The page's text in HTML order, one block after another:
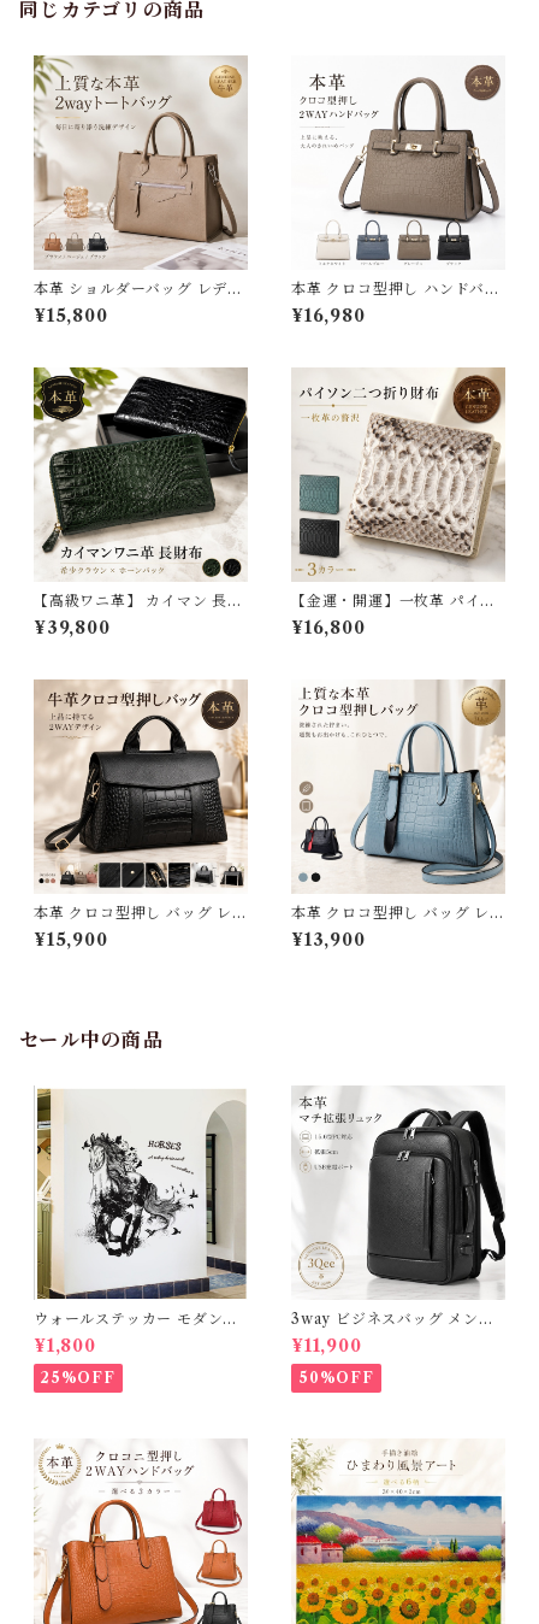
同じカテゴリの商品
本革 ショルダーバッグ レディ
ース 2way 斜めがけ 大人 大き
め ハンドバッグ レザー 軽量
れいめ ビジネス 旅行 大容量
ファスナー付き ハンドメイド
ギフト プレゼント 3Qee 392
575_qz
¥15,800
本革 クロコ型押し ハンドバッ
グ 2way ショルダーバッグ レ
ディース 斜めがけ 高品質 牛革
通勤 通学 フォーマル ビジネス
上品 大人 小さめ 軽量 ギフト
プレゼント 母の日 3Qee 276
¥16,980
【高級ワニ革】 カイマン 長財
布 レディース ラウンドファス
ナー 本革 クロコダイル 財布
人可愛い おしゃれ ギフト プレ
ゼント 3Qee j030204_jz
¥39,800
【金運・開運】一枚革 パイソ
ン 本革 二つ折り財布 レディー
ス 大容量 ダイヤモンドパイソ
おしゃれ ギフト プレゼント 3
Qee j030163_jz
¥16,800
本革 クロコ型押し バッグ レデ
ィース ハンドバッグ ショルダ
ーバッグ 2WAY 牛革 クロコ
式 上品 ギフト プレゼント 送
¥15,900
本革 クロコ型押し バッグ レデ
ィース ハンドバッグ ショルダ
ーバッグ 2way クロコダイル
¥13,900
セール中の商品
ウォールステッカー モダンホ
ース 台紙60×90cm 壁紙 シー
ル 賃貸OK はがせる 剥がせる
DIY 模様替え インテリア 送
料無料
¥1,800
25%OFF
3way ビジネスバッグ メンズ
本革 撥水 ビジネスリュック 大
容量 15.6インチ PC対応 A4
マチ拡張 リュックサック 通勤
自転車 出張 通勤リュック 黒
おしゃれ 薄型 大きめ ギフト
プレゼント 父の日 3Qee 266
705_ee
¥11,900
50%OFF